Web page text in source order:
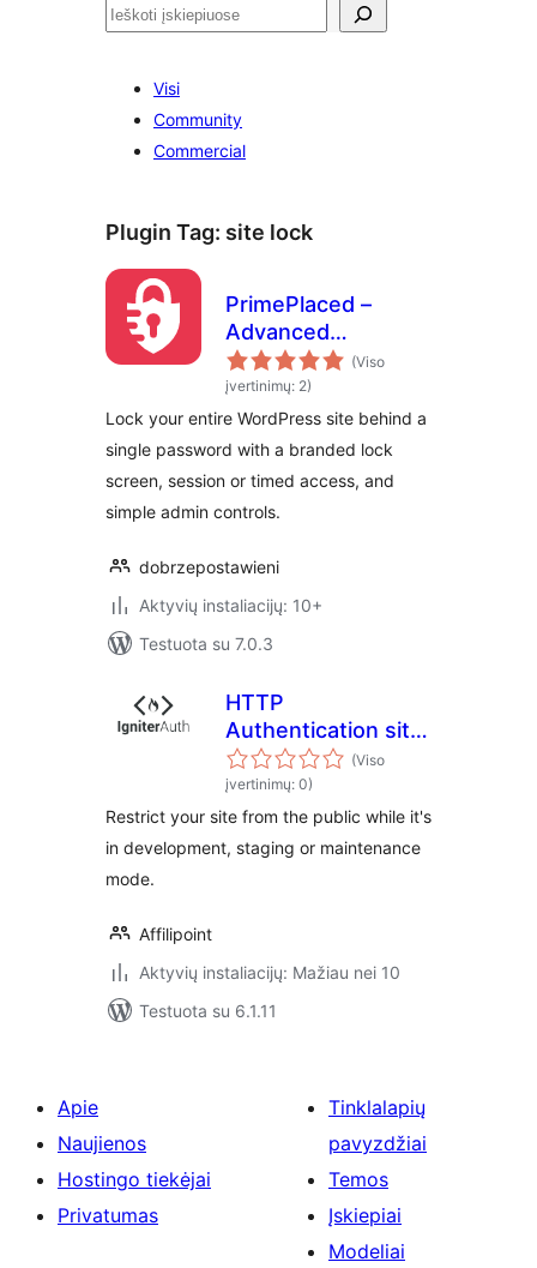
Paieška
Visi
Community
Commercial
Plugin Tag: site lock
PrimePlaced –
Advanced
password
protection
(Viso
įvertinimų: 2)
Lock your entire WordPress site behind a
single password with a branded lock
screen, session or timed access, and
simple admin controls.
dobrzepostawieni
Aktyvių instaliacijų: 10+
Testuota su 7.0.3
HTTP
Authentication site
lock
(Viso
įvertinimų: 0)
Restrict your site from the public while it's
in development, staging or maintenance
mode.
Affilipoint
Aktyvių instaliacijų: Mažiau nei 10
Testuota su 6.1.11
Apie
Naujienos
Hostingo tiekėjai
Privatumas
Tinklalapių
pavyzdžiai
Temos
Įskiepiai
Modeliai